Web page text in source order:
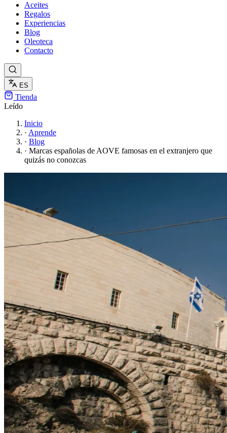
Aceites
Regalos
Experiencias
Blog
Oleoteca
Contacto
ES
Tienda
Leído
Inicio
· Aprende
· Blog
· Marcas españolas de AOVE famosas en el extranjero que
quizás no conozcas